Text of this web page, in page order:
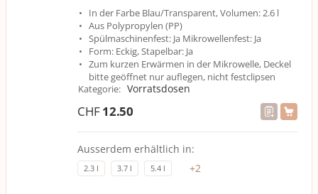
In der Farbe Blau/Transparent, Volumen: 2.6 l
Aus Polypropylen (PP)
Spülmaschinenfest: Ja Mikrowellenfest: Ja
Form: Eckig, Stapelbar: Ja
Zum kurzen Erwärmen in der Mikrowelle, Deckel
bitte geöffnet nur auflegen, nicht festclipsen
Kategorie: Vorratsdosen
CHF12.50
Ausserdem erhältlich in:
2.3 l 3.7 l 5.4 l +2